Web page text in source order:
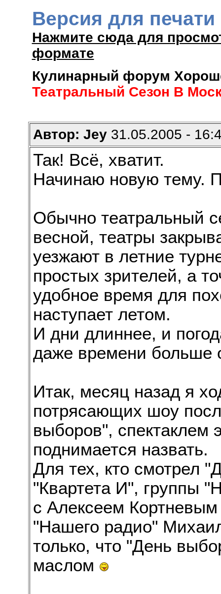
Версия для
Нажмите сюда для
формате
Кулинарный форум
Театральный Сезон В
Автор: Jey31.05.2005 -
Так! Всё, хватит.
Начинаю новую тему.
Обычно театральный
весной, театры
уезжают в летние
простых зрителей, а
удобное время для
наступает летом.
И дни длиннее, и
даже времени больше
Итак, месяц назад я
потрясающих шоу
выборов", спектаклем
поднимается назвать.
Для тех, кто смотрел
"Квартета И", группы
с Алексеем
"Нашего радио"
только, что "День
маслом